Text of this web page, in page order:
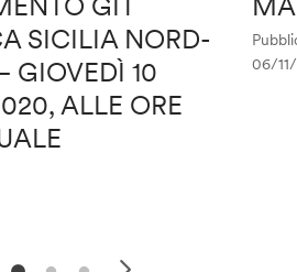
SICILIA NORD-
GIOVEDÌ 10
ALLE ORE
06/